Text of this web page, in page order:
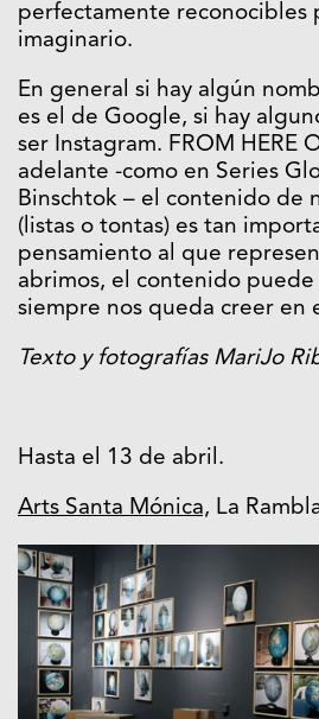
perfectamente reconocibles
imaginario.
En general si hay algún
es el de Google, si hay
ser Instagram. FROM HERE
adelante -como en Series
Binschtok – el contenido de
(listas o tontas) es tan
pensamiento al que
abrimos, el contenido
siempre nos queda creer en
Texto y fotografías MariJo
Hasta el 13 de abril.
Arts Santa Mónica, La